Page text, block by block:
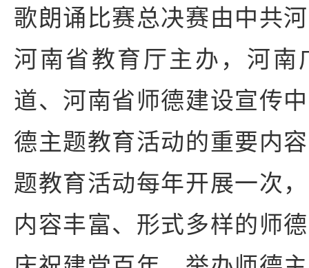
歌朗诵比赛总决赛由中共
河南省教育厅主办，河南
道、河南省师德建设宣传
德主题教育活动的重要内
题教育活动每年开展一次
内容丰富、形式多样的师